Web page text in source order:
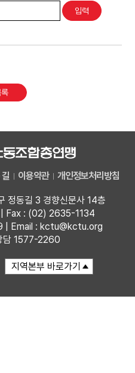
록
이용약관 개인정보처리방침
정동길 3 경향신문사 14층
Fax : (02) 2635-1134
| Email : kctu@kctu.org
담 1577-2260